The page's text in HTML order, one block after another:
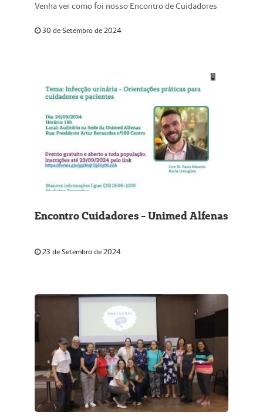
Venha ver como foi nosso Encontro de Cuidadores
30 de Setembro de 2024
Encontro Cuidadores - Unimed Alfenas
23 de Setembro de 2024